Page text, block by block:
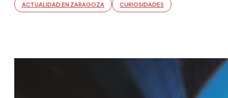
ACTUALIDAD EN ZARAGOZA CURIOSIDADES